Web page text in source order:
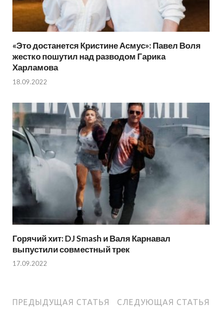
«Это достанется Кристине Асмус»: Павел Воля
жестко пошутил над разводом Гарика
Харламова
18.09.2022
Горячий хит: DJ Smash и Валя Карнавал
выпустили совместный трек
17.09.2022
ПРЕДЫДУЩАЯ СТАТЬЯ СЛЕДУЮЩАЯ СТАТЬЯ